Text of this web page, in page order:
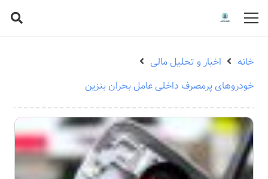
خانه
اخبار و تحلیل مالی
خودروهای پرمصرف داخلی عامل بحران بنزین